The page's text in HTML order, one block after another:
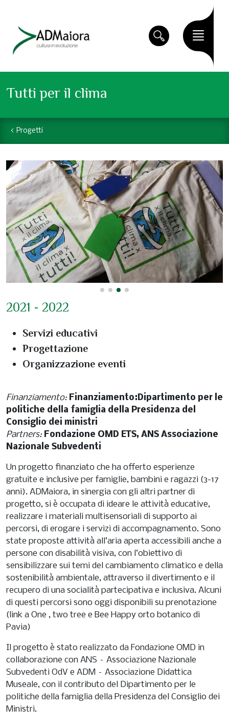
Tutti per il clima
Progetti
2021 - 2022
Servizi educativi
Progettazione
Organizzazione eventi
Finanziamento: Finanziamento:Dipartimento per le
politiche della famiglia della Presidenza del
Consiglio dei ministri
Partners: Fondazione OMD ETS, ANS Associazione
Nazionale Subvedenti
Un progetto finanziato che ha offerto esperienze
gratuite e inclusive per famiglie, bambini e ragazzi (3-17
anni). ADMaiora, in sinergia con gli altri partner di
progetto, si è occupata di ideare le attività educative,
realizzare i materiali multisensoriali di supporto ai
percorsi, di erogare i servizi di accompagnamento. Sono
state proposte attività all’aria aperta accessibili anche a
persone con disabilità visiva, con l’obiettivo di
sensibilizzare sui temi del cambiamento climatico e della
sostenibilità ambientale, attraverso il divertimento e il
recupero di una socialità partecipativa e inclusiva. Alcuni
di questi percorsi sono oggi disponibili su prenotazione
(link a One , two tree e Bee Happy orto botanico di
Pavia)
Il progetto è stato realizzato da Fondazione OMD in
collaborazione con ANS – Associazione Nazionale
Subvedenti OdV e ADM – Associazione Didattica
Museale, con il contributo del Dipartimento per le
politiche della famiglia della Presidenza del Consiglio dei
Ministri.